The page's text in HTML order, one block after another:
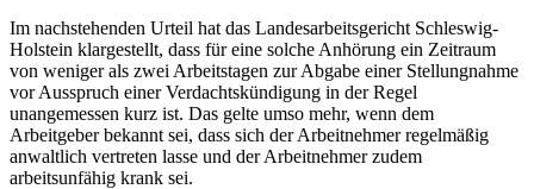
Im nachstehenden Urteil hat das Landesarbeitsgericht Schleswig-
Holstein klargestellt, dass für eine solche Anhörung ein Zeitraum
von weniger als zwei Arbeitstagen zur Abgabe einer Stellungnahme
vor Ausspruch einer Verdachtskündigung in der Regel
unangemessen kurz ist. Das gelte umso mehr, wenn dem
Arbeitgeber bekannt sei, dass sich der Arbeitnehmer regelmäßig
anwaltlich vertreten lasse und der Arbeitnehmer zudem
arbeitsunfähig krank sei.